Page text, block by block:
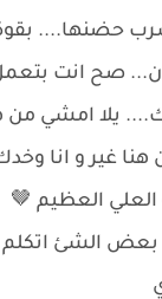
حضنها....
صح انت بتعمل
يلا امشي من
غير و انا
العلي العظيم 🤎
بعض الشئ